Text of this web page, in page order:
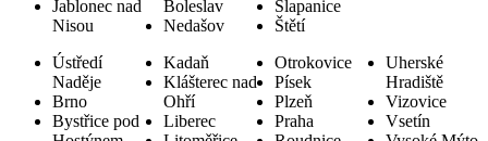
Jablonec nad
Nisou
Boleslav
Nedašov
Šlapanice
Štětí
Ústředí
Naděje
Brno
Bystřice pod
Kadaň
Klášterec nad
Ohří
Liberec
Otrokovice
Písek
Plzeň
Praha
Uherské
Hradiště
Vizovice
Vsetín